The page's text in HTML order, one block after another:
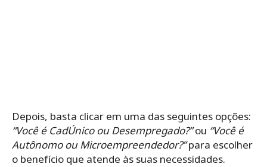
Depois, basta clicar em uma das seguintes opções:
“Você é CadÚnico ou Desempregado?”ou “Você é
Autônomo ou Microempreendedor?”para escolher
o benefício que atende às suas necessidades.